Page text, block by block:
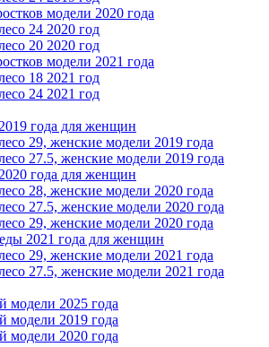
модели 2020 года
24 2020 год
20 2020 год
модели 2021 года
18 2021 год
24 2021 год
года для женщин
29, женские модели 2019 года
27.5, женские модели 2019 года
года для женщин
28, женские модели 2020 года
27.5, женские модели 2020 года
29, женские модели 2020 года
2021 года для женщин
29, женские модели 2021 года
27.5, женские модели 2021 года
модели 2025 года
модели 2019 года
модели 2020 года